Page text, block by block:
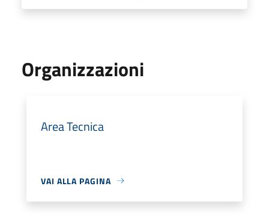
Organizzazioni
Area Tecnica
VAI ALLA PAGINA